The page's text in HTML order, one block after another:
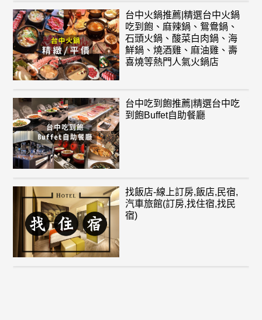
台中火鍋推薦|精選台中火鍋
吃到飽、麻辣鍋、鴛鴦鍋、
石頭火鍋、酸菜白肉鍋、海
鮮鍋、燒酒雞、麻油雞、壽
喜燒等熱門人氣火鍋店
台中吃到飽推薦|精選台中吃
到飽Buffet自助餐廳
找飯店-線上訂房,飯店,民宿,
汽車旅館(訂房,找住宿,找民
宿)